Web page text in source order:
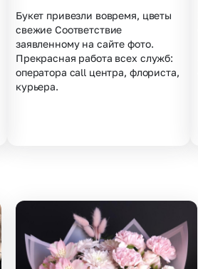
Букет привезли вовремя, цветы
свежие Соответствие
заявленному на сайте фото.
Прекрасная работа всех служб:
оператора call центра, флориста,
курьера.